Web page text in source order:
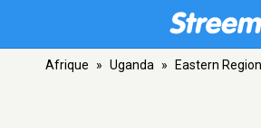
Afrique » Uganda » Eastern Region